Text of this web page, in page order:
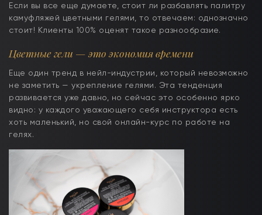
Если вы все еще думаете, стоит ли разбавлять палитру
камуфляжей цветными гелями, то отвечаем: однозначно
стоит! Клиенты 100% оценят такое разнообразие.
Цветные гели — это экономия времени
Еще один тренд в нейл-индустрии, который невозможно
не заметить — укрепление гелями. Эта тенденция
развивается уже давно, но сейчас это особенно ярко
видно: у каждого уважающего себя инструктора есть
хоть маленький, но свой онлайн-курс по работе на
гелях.